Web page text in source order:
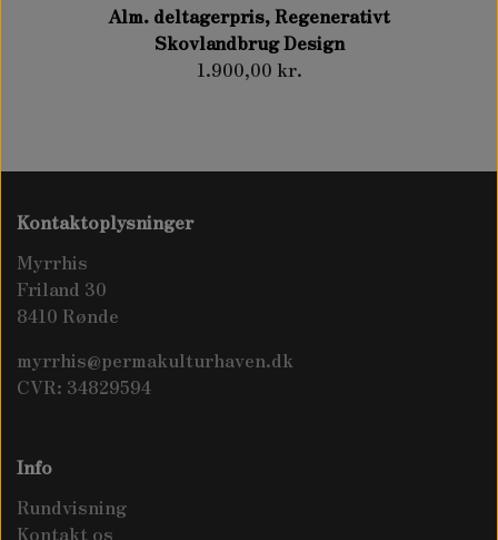
Alm. deltagerpris, Regenerativt
Skovlandbrug Design
1.900,00 kr.
Kontaktoplysninger
Myrrhis
Friland 30
8410 Rønde
myrrhis@permakulturhaven.dk
CVR: 34829594
Info
Rundvisning
Kontakt os